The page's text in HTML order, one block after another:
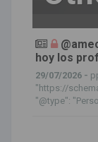
hoy los
29/07/2026 -
"https://
"@type":